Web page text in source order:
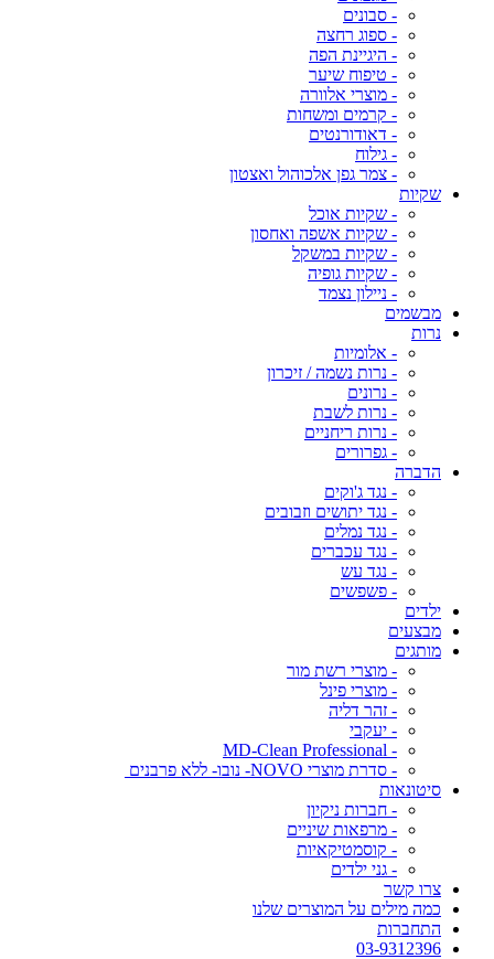
- סבונים
- ספוג רחצה
- היגיינת הפה
- טיפוח שיער
- מוצרי אלוורה
- קרמים ומשחות
- דאודורנטים
- גילוח
- צמר גפן אלכוהול ואצטון
שקיות
- שקיות אוכל
- שקיות אשפה ואחסון
- שקיות במשקל
- שקיות גופיה
- ניילון נצמד
מבשמים
נרות
- אלומיות
- נרות נשמה / זיכרון
- נרונים
- נרות לשבת
- נרות ריחניים
- גפרורים
הדברה
- נגד ג'וקים
- נגד יתושים וזבובים
- נגד נמלים
- נגד עכברים
- נגד עש
- פשפשים
ילדים
מבצעים
מותגים
- מוצרי רשת מור
- מוצרי פינל
- זהר דליה
- יעקבי
- MD-Clean Professional
- סדרת מוצרי NOVO- נובו- ללא פרבנים
סיטונאות
- חברות ניקיון
- מרפאות שיניים
- קוסמטיקאיות
- גני ילדים
צרו קשר
כמה מילים על המוצרים שלנו
התחברות
03-9312396